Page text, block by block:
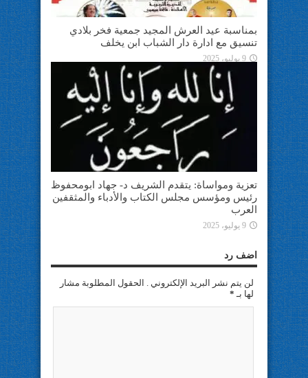
بمناسبة عيد العرش المجيد جمعية فخر بلادي
تنسيق مع ادارة دار الشباب ابن يخلف
9 يوليو، 2025
تعزية ومواساة: يتقدم الشريف د- جهاد ابومحفوظ
رئيس ومؤسس مجلس الكتاب والأدباء والمثقفين
العرب
9 يوليو، 2025
اضف رد
لن يتم نشر البريد الإلكتروني . الحقول المطلوبة مشار
لها بـ *